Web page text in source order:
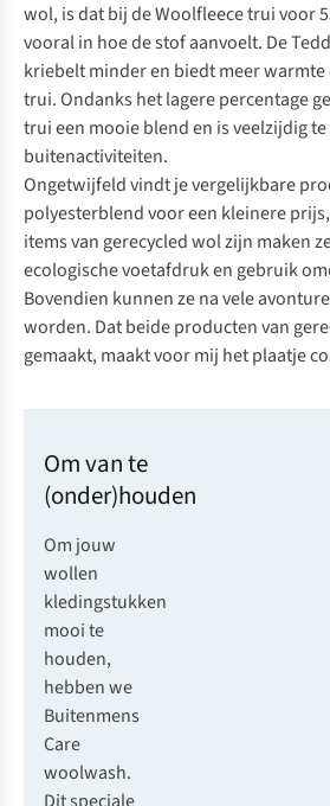
wol, is dat bij de Woolfleece trui voor
vooral in hoe de stof aanvoelt. De
kriebelt minder en biedt meer
trui. Ondanks het lagere percentage
trui een mooie blend en is veelzijdig
buitenactiviteiten.
Ongetwijfeld vindt je vergelijkbare
polyesterblend voor een kleinere
items van gerecycled wol zijn maken
ecologische voetafdruk en gebruik
Bovendien kunnen ze na vele
worden. Dat beide producten van
gemaakt, maakt voor mij het plaatje
Om van te
(onder)houden
Om jouw
wollen
kledingstukken
mooi te
houden,
hebben we
Buitenmens
Care
woolwash.